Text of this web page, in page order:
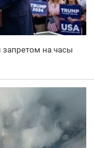
на часы